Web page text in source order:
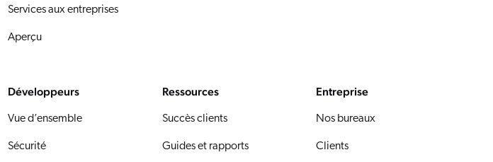
Services aux entreprises
Aperçu
Développeurs
Vue d’ensemble
Sécurité
Ressources
Succès clients
Guides et rapports
Entreprise
Nos bureaux
Clients